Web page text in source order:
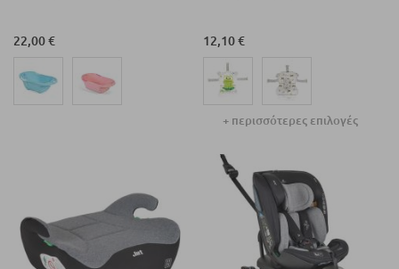
22,00 € 12,10 €
+ περισσότερες επιλογές